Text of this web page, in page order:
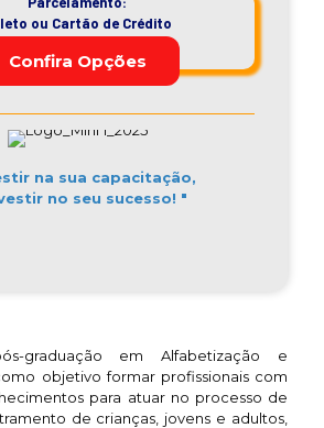
ou Cartão de Crédito
Confira Opções
na sua capacitação,
no seu sucesso! "
graduação em Alfabetização e
objetivo formar profissionais com
para atuar no processo de
de crianças, jovens e adultos,